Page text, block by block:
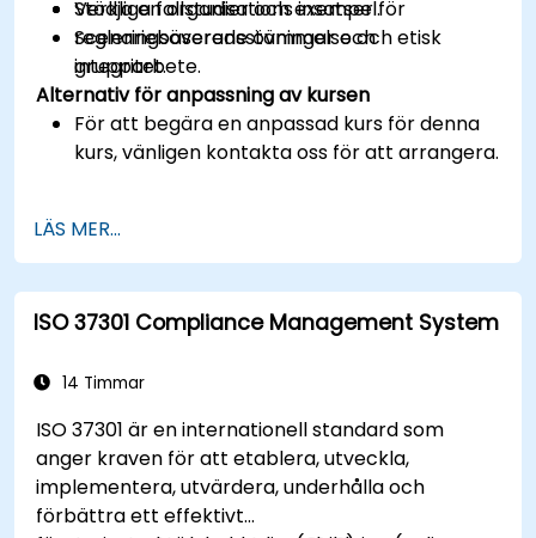
Stödja en organisations insatser för
regleringsöverensstämmelse och etisk
integritet.
Verkliga fallstudier och exempel.
Scenariebaserade övningar och
grupparbete.
Alternativ för anpassning av kursen
För att begära en anpassad kurs för denna
kurs, vänligen kontakta oss för att arrangera.
LÄS MER...
ISO 37301 Compliance Management System
14 Timmar
ISO 37301 är en internationell standard som
anger kraven för att etablera, utveckla,
implementera, utvärdera, underhålla och
förbättra ett effektivt